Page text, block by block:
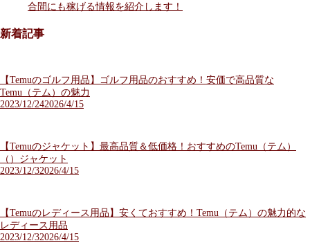
合間にも稼げる情報を紹介します！
新着記事
【Temuのゴルフ用品】ゴルフ用品のおすすめ！安価で高品質な
Temu（テム）の魅力
2023/12/242026/4/15
【Temuのジャケット】最高品質＆低価格！おすすめのTemu（テム）
（）ジャケット
2023/12/32026/4/15
【Temuのレディース用品】安くておすすめ！Temu（テム）の魅力的な
レディース用品
2023/12/32026/4/15